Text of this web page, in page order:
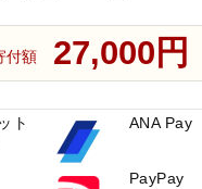
付額 27,000円
ト
ANA Pay
PayPay